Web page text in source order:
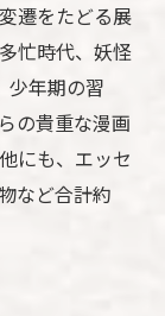
遷をたどる展
忙時代、妖怪
少年期の習
の貴重な漫画
にも、エッセ
など合計約